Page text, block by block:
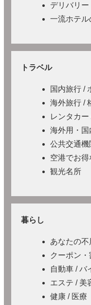
デリバリー
一流ホテル
トラベル
国内旅行 /
海外旅行 /
レンタカ
海外用・
公共交通機
空港でお
観光名所
暮らし
あなたの不
クーポン・
自動車 / バ
エステ / 美
健康 / 医療